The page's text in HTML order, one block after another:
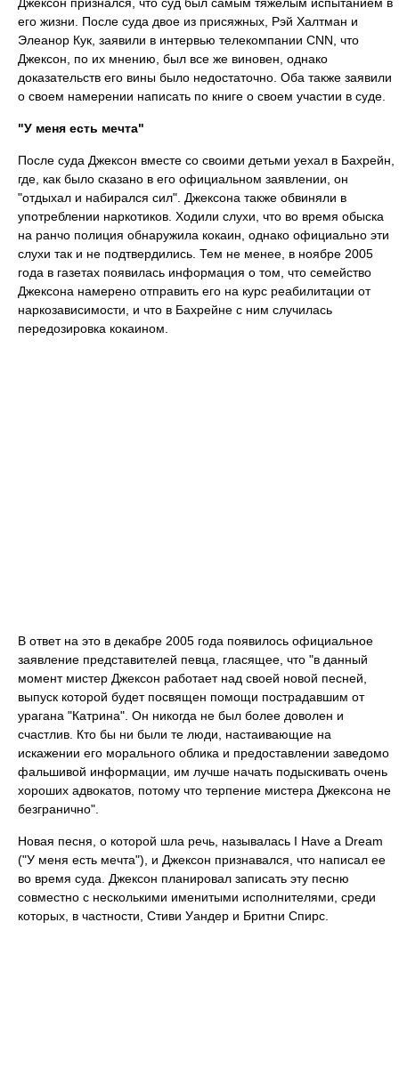
его жизни. После суда двое из присяжных, Рэй Халтман и
Элеанор Кук, заявили в интервью телекомпании CNN, что
Джексон, по их мнению, был все же виновен, однако
доказательств его вины было недостаточно. Оба также заявили
о своем намерении написать по книге о своем участии в суде.
"У меня есть мечта"
После суда Джексон вместе со своими детьми уехал в Бахрейн,
где, как было сказано в его официальном заявлении, он
"отдыхал и набирался сил". Джексона также обвиняли в
употреблении наркотиков. Ходили слухи, что во время обыска
на ранчо полиция обнаружила кокаин, однако официально эти
слухи так и не подтвердились. Тем не менее, в ноябре 2005
года в газетах появилась информация о том, что семейство
Джексона намерено отправить его на курс реабилитации от
наркозависимости, и что в Бахрейне с ним случилась
передозировка кокаином.
В ответ на это в декабре 2005 года появилось официальное
заявление представителей певца, гласящее, что "в данный
момент мистер Джексон работает над своей новой песней,
выпуск которой будет посвящен помощи пострадавшим от
урагана "Катрина". Он никогда не был более доволен и
счастлив. Кто бы ни были те люди, настаивающие на
искажении его морального облика и предоставлении заведомо
фальшивой информации, им лучше начать подыскивать очень
хороших адвокатов, потому что терпение мистера Джексона не
безгранично".
Новая песня, о которой шла речь, называлась I Have a Dream
("У меня есть мечта"), и Джексон признавался, что написал ее
во время суда. Джексон планировал записать эту песню
совместно с несколькими именитыми исполнителями, среди
которых, в частности, Стиви Уандер и Бритни Спирс.